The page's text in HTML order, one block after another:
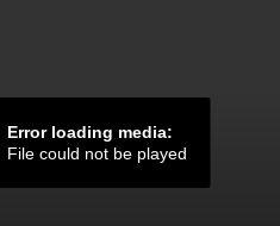
Error loading media:
File could not be played